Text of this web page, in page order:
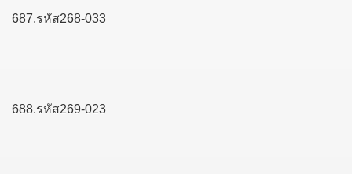
687.รหัส268-033
688.รหัส269-023